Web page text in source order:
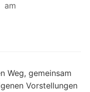
am
Weg, gemeinsam
Vorstellungen